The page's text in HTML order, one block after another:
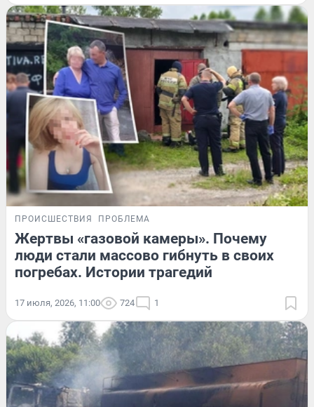
ПРОИСШЕСТВИЯ ПРОБЛЕМА
Жертвы «газовой камеры». Почему
люди стали массово гибнуть в своих
погребах. Истории трагедий
17 июля, 2026, 11:00 724 1